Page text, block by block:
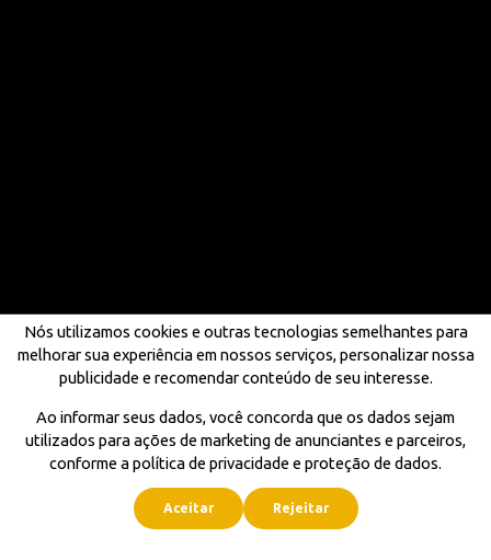
Nós utilizamos cookies e outras tecnologias semelhantes para
melhorar sua experiência em nossos serviços, personalizar nossa
publicidade e recomendar conteúdo de seu interesse.
Ao informar seus dados, você concorda que os dados sejam
utilizados para ações de marketing de anunciantes e parceiros,
conforme a política de privacidade e proteção de dados.
Aceitar Rejeitar